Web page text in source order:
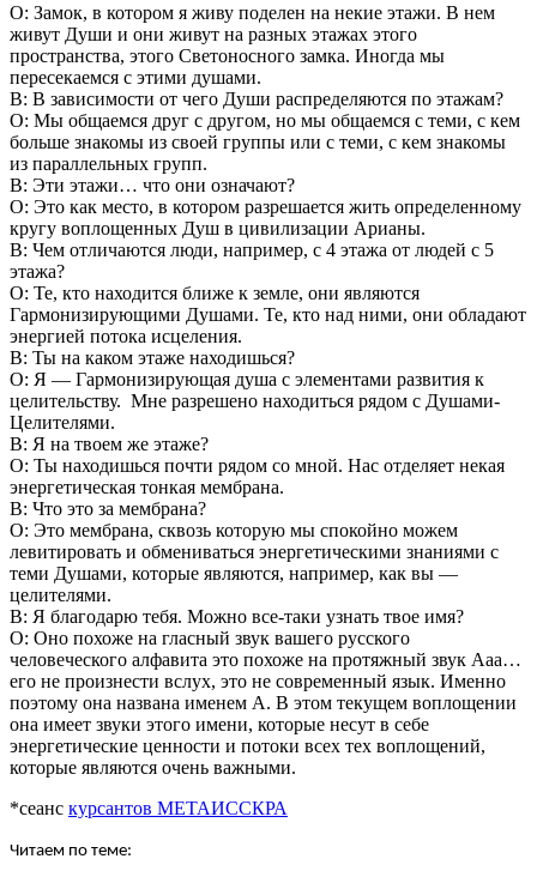
О: Замок, в котором я живу поделен на некие этажи. В нем
живут Души и они живут на разных этажах этого
пространства, этого Светоносного замка. Иногда мы
пересекаемся с этими душами.
В: В зависимости от чего Души распределяются по этажам?
О: Мы общаемся друг с другом, но мы общаемся с теми, с кем
больше знакомы из своей группы или с теми, с кем знакомы
из параллельных групп.
В: Эти этажи… что они означают?
О: Это как место, в котором разрешается жить определенному
кругу воплощенных Душ в цивилизации Арианы.
В: Чем отличаются люди, например, с 4 этажа от людей с 5
этажа?
О: Те, кто находится ближе к земле, они являются
Гармонизирующими Душами. Те, кто над ними, они обладают
энергией потока исцеления.
В: Ты на каком этаже находишься?
О: Я — Гармонизирующая душа с элементами развития к
целительству. Мне разрешено находиться рядом с Душами-
Целителями.
В: Я на твоем же этаже?
О: Ты находишься почти рядом со мной. Нас отделяет некая
энергетическая тонкая мембрана.
В: Что это за мембрана?
О: Это мембрана, сквозь которую мы спокойно можем
левитировать и обмениваться энергетическими знаниями с
теми Душами, которые являются, например, как вы —
целителями.
В: Я благодарю тебя. Можно все-таки узнать твое имя?
О: Оно похоже на гласный звук вашего русского
человеческого алфавита это похоже на протяжный звук Ааа…
его не произнести вслух, это не современный язык. Именно
поэтому она названа именем А. В этом текущем воплощении
она имеет звуки этого имени, которые несут в себе
энергетические ценности и потоки всех тех воплощений,
которые являются очень важными.
*сеанс курсантов МЕТАИССКРА
Читаем по теме: